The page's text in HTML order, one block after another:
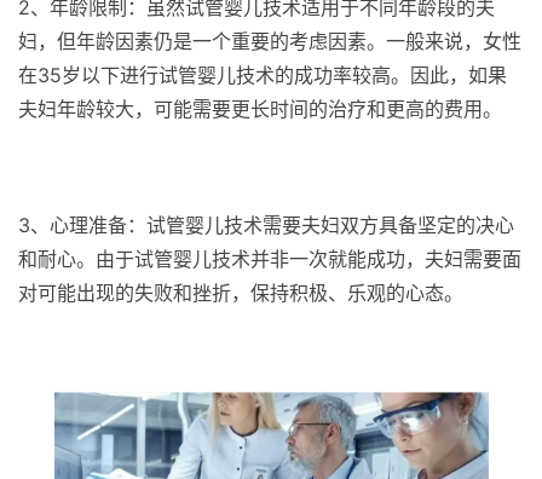
2、年龄限制：虽然试管婴儿技术适用于不同年龄段的夫
妇，但年龄因素仍是一个重要的考虑因素。一般来说，女性
在35岁以下进行试管婴儿技术的成功率较高。因此，如果
夫妇年龄较大，可能需要更长时间的治疗和更高的费用。
3、心理准备：试管婴儿技术需要夫妇双方具备坚定的决心
和耐心。由于试管婴儿技术并非一次就能成功，夫妇需要面
对可能出现的失败和挫折，保持积极、乐观的心态。